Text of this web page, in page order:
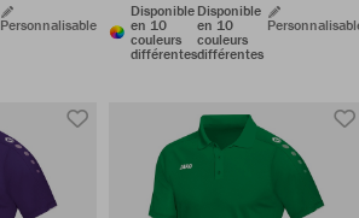
Personnalisable
Disponible
en 10
couleurs
différentes
Disponible
en 10
couleurs
différentes